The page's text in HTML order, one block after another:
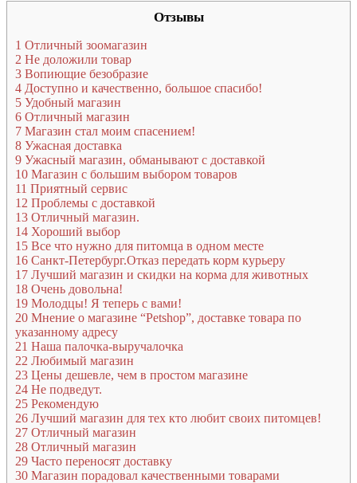
Отзывы
1 Отличный зоомагазин
2 Не доложили товар
3 Вопиющие безобразие
4 Доступно и качественно, большое спасибо!
5 Удобный магазин
6 Отличный магазин
7 Магазин стал моим спасением!
8 Ужасная доставка
9 Ужасный магазин, обманывают с доставкой
10 Магазин с большим выбором товаров
11 Приятный сервис
12 Проблемы с доставкой
13 Отличный магазин.
14 Хороший выбор
15 Все что нужно для питомца в одном месте
16 Санкт-Петербург.Отказ передать корм курьеру
17 Лучший магазин и скидки на корма для животных
18 Очень довольна!
19 Молодцы! Я теперь с вами!
20 Мнение о магазине “Petshop”, доставке товара по
указанному адресу
21 Наша палочка-выручалочка
22 Любимый магазин
23 Цены дешевле, чем в простом магазине
24 Не подведут.
25 Рекомендую
26 Лучший магазин для тех кто любит своих питомцев!
27 Отличный магазин
28 Отличный магазин
29 Часто переносят доставку
30 Магазин порадовал качественными товарами